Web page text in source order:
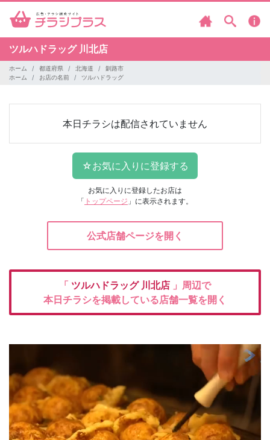
ツルハドラッグ 川北店
ホーム 都道府県 北海道
釧路市
ホーム
お店の名前 ツルハドラッグ
本日チラシは配信されていません
お気に入りに登録したお店は
「 トップページ 」に表示されます。
公式店舗ページを開く
「 ツルハドラッグ 川北店 」周辺で
本日チラシを掲載している店舗一覧を開く